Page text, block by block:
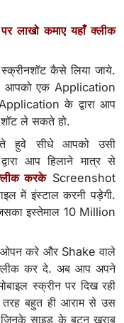
लाखो कमाए यहाँ क्लीक
कैसे लिया जाये.
आपको एक Application
के द्वारा आप
ले सकते हो.
हुवे सीधे आपको उसी
आप हिलाने मात्र से
करकेScreenshot
में इंस्टाल करनी पड़ेगी.
इस्तेमाल 10 Million
करे और Shake वाले
कर दे. अब आप अपने
स्क्रीन पर दिख रही
बहुत ही आराम से उस
साइड के बटन खराब